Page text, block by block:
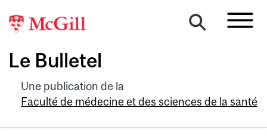
Le Bulletel
Une publication de la
Faculté de médecine et des sciences de la santé